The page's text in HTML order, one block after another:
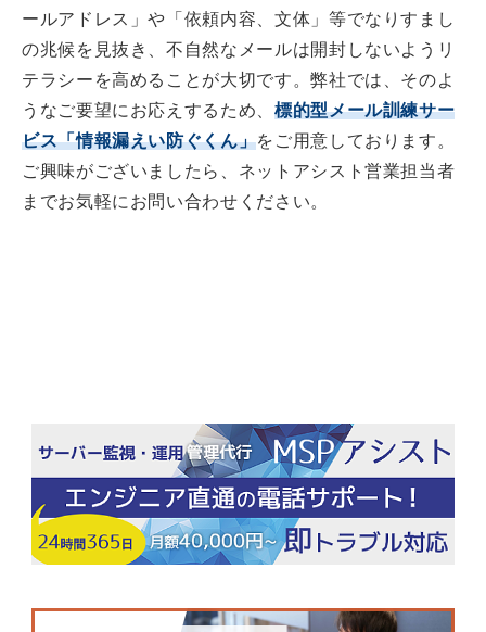
ールアドレス」や「依頼内容、文体」等でなりすまし
の兆候を見抜き、不自然なメールは開封しないようリ
テラシーを高めることが大切です。弊社では、そのよ
うなご要望にお応えするため、 標的型メール訓練サー
ビス「情報漏えい防ぐくん」をご用意しております。
ご興味がございましたら、ネットアシスト営業担当者
までお気軽にお問い合わせください。